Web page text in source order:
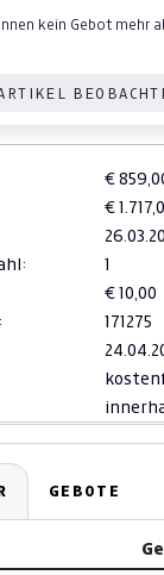
kein Gebot mehr
€
€
1
€ 10,00
171275
GEBOTE